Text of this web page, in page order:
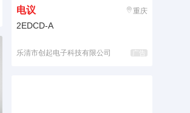
电议 重庆
2EDCD-A
乐清市创起电子科技有限公司 广告